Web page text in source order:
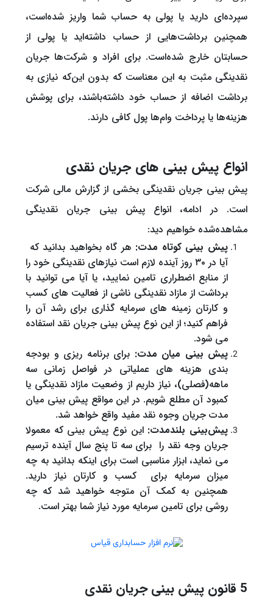
سپرده‌ای دارید یا پولی به حساب شما واریز شده‌است،
همچنین برداشت‌هایی از حساب داشته‌اید یا پولی از
حسابتان خارج شده‌است. برای افراد و شرکت‌ها جریان
نقدینگی مثبت به این معناست که بدون این‌که نیازی به
برداشت اضافه از حساب خود داشته‌باشند، برای پوشش
هزینه‌ها یا پرداخت وام‌ها پول کافی دارند.
انواع پیش بینی های جریان نقدی
پیش بینی جریان نقدینگی بخشی از گزارش مالی شرکت
است. در ادامه، انواع پیش بینی جریان نقدینگی
مشاهده‌شده خواهیم دید:
پیش بینی کوتاه مدت: هر گاه بخواهید بدانید که
آیا در ۳۰ روز آینده لازم است نیازهای نقدینگی خود را
از منابع اضطراری تامین نمایید، یا آیا می توانید با
برداشت از مازاد نقدینگی ناشی از فعالیت های کسب
و کارتان زمینه های سرمایه گذاری برای رشد آن را
فراهم کنید؛ از این نوع پیش بینی جریان نقد استفاده
می شود.
پیش بینی میان مدت: برای برنامه ریزی و بودجه
بندی هزینه های عملیاتی در فواصل زمانی سه
ماهه(فصلی)، نیاز داریم از وضعیت مازاد نقدینگی یا
کمبود آن مطلع شویم. در این مواقع پیش بینی میان
مدت جریان وجوه نقد مفید واقع خواهد شد.
پیش‌بینی بلندمدت: این نوع پیش بینی که معمولا
جریان وجه نقد را برای سه تا پنج سال آینده ترسیم
می نماید، ابزار مناسبی است برای اینکه بدانید به چه
میزان سرمایه برای کسب و کارتان نیاز دارید.
همچنین به کمک آن متوجه خواهید شد که چه
روشی برای تامین سرمایه مورد نیاز شما بهتر است.
5 قانون پیش بینی جریان نقدی